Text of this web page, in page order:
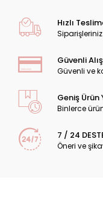
Hızlı
Güvenli
Güvenli ve
Geniş
Binlerce
7 / 24
Öneri ve